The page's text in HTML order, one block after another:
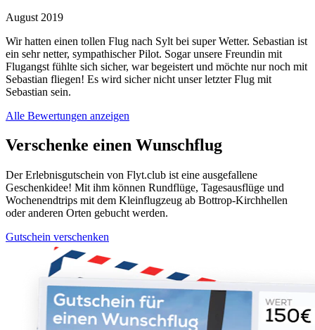
August 2019
Wir hatten einen tollen Flug nach Sylt bei super Wetter. Sebastian ist
ein sehr netter, sympathischer Pilot. Sogar unsere Freundin mit
Flugangst fühlte sich sicher, war begeistert und möchte nur noch mit
Sebastian fliegen! Es wird sicher nicht unser letzter Flug mit
Sebastian sein.
Alle Bewertungen anzeigen
Verschenke einen Wunschflug
Der Erlebnisgutschein von Flyt.club ist eine ausgefallene
Geschenkidee! Mit ihm können Rundflüge, Tagesausflüge und
Wochenendtrips mit dem Kleinflugzeug ab Bottrop-Kirchhellen
oder anderen Orten gebucht werden.
Gutschein verschenken